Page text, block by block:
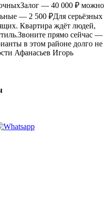
— 40 000 ₽ можно
— 2 500 ₽Для серьёзных
Квартира ждёт людей,
прямо сейчас —
в этом районе долго не
Афанасьев Игорь